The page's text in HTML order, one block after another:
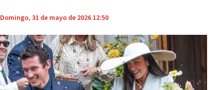
Domingo, 31 de mayo de 2026 12:50